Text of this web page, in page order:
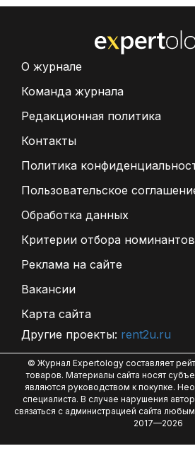
О журнале
Команда журнала
Редакционная политика
Контакты
Политика
Пользовательское
Обработка данных
Критерии отбора номинантов
Реклама на сайте
Вакансии
Карта сайта
Другие проекты: rent2u.ru
© Журнал Expertology составляет
товаров. Материалы сайта носят
являются руководством к покупке.
специалиста. В случае нарушения
связаться с администрацией сайта
2017—2026